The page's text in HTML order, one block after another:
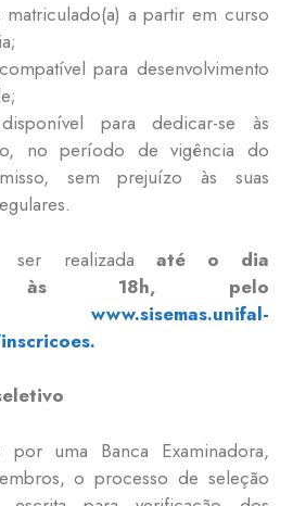
a partir em curso
para desenvolvimento
para dedicar-se às
no período de vigência do
sem prejuízo às suas
ser realizada até o dia
às 18h, pelo
www.sisemas.unifal-
por uma Banca Examinadora,
o processo de seleção